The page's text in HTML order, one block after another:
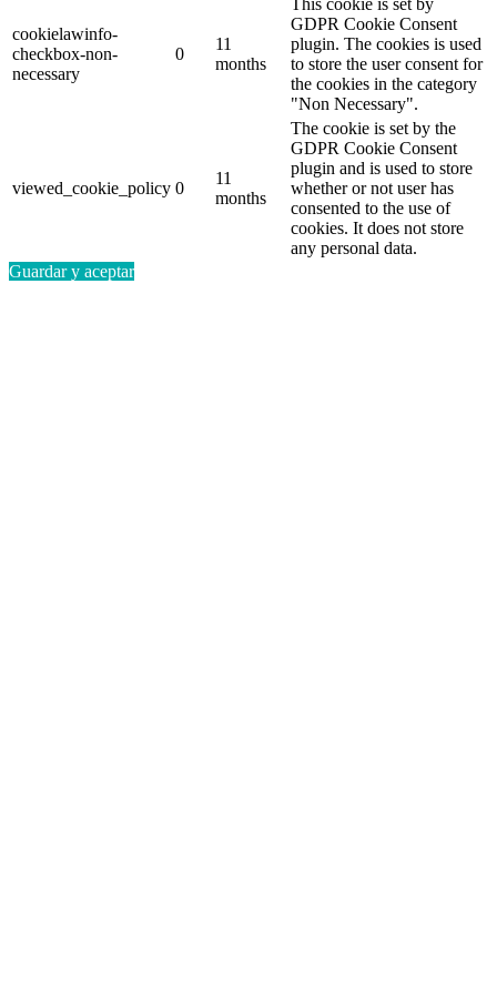
cookielawinfo-
checkbox-non-
necessary
0
11
months
This cookie is set by
GDPR Cookie Consent
plugin. The cookies is used
to store the user consent for
the cookies in the category
"Non Necessary".
viewed_cookie_policy 0
11
months
The cookie is set by the
GDPR Cookie Consent
plugin and is used to store
whether or not user has
consented to the use of
cookies. It does not store
any personal data.
Guardar y aceptar